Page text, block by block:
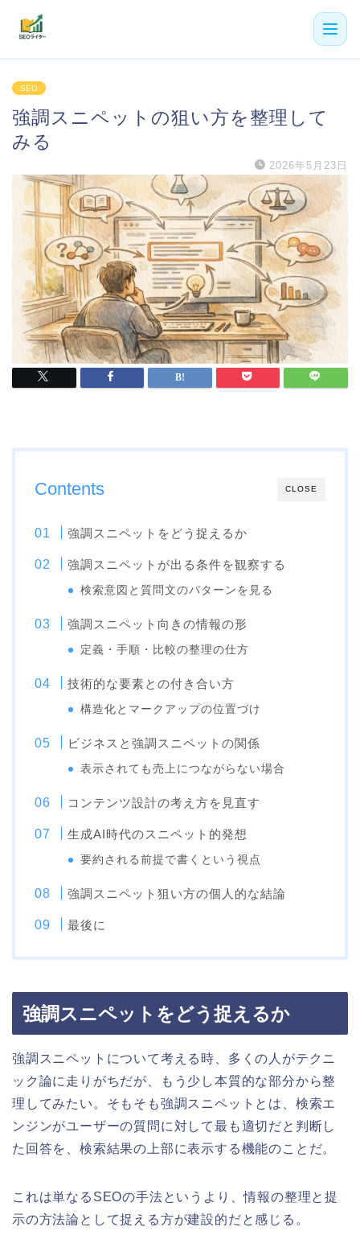
機能
利用者の声
よくある質問
導入事例
お役立ち記事
SEO
強調スニペットの狙い方を整理して
みる
2026年5月23日
CLOSE
Contents
強調スニペットをどう捉えるか
強調スニペットが出る条件を観察する
検索意図と質問文のパターンを見る
強調スニペット向きの情報の形
定義・手順・比較の整理の仕方
技術的な要素との付き合い方
構造化とマークアップの位置づけ
ビジネスと強調スニペットの関係
表示されても売上につながらない場合
コンテンツ設計の考え方を見直す
生成AI時代のスニペット的発想
要約される前提で書くという視点
強調スニペット狙い方の個人的な結論
最後に
強調スニペットをどう捉えるか
強調スニペットについて考える時、多くの人がテクニ
ック論に走りがちだが、もう少し本質的な部分から整
理してみたい。そもそも強調スニペットとは、検索エ
ンジンがユーザーの質問に対して最も適切だと判断し
た回答を、検索結果の上部に表示する機能のことだ。
これは単なるSEOの手法というより、情報の整理と提
示の方法論として捉える方が建設的だと感じる。